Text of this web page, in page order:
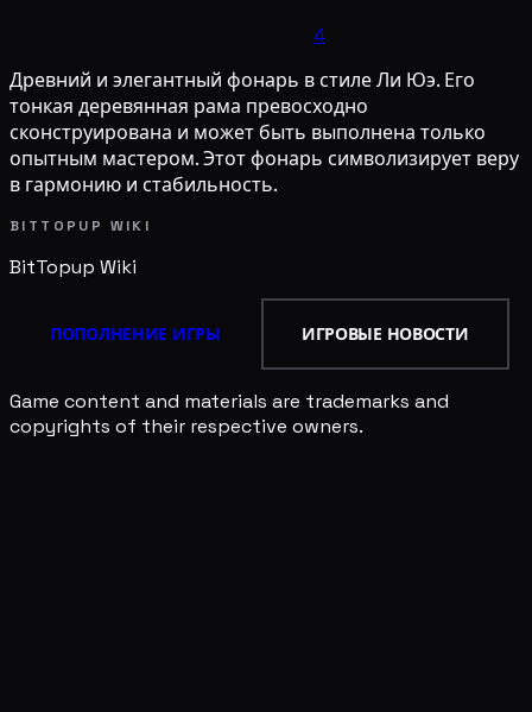
4
Древний и элегантный фонарь в стиле Ли Юэ. Его
тонкая деревянная рама превосходно
сконструирована и может быть выполнена только
опытным мастером. Этот фонарь символизирует веру
в гармонию и стабильность.
BITTOPUP WIKI
BitTopup Wiki
ПОПОЛНЕНИЕ ИГРЫ ИГРОВЫЕ НОВОСТИ
Game content and materials are trademarks and
copyrights of their respective owners.